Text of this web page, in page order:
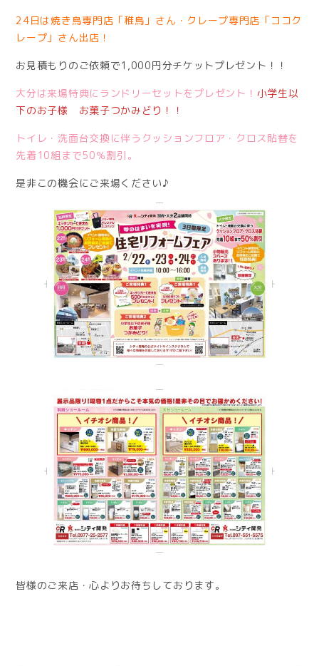
24日は焼き鳥専門店「稚鳥」さん・クレープ専門店「ココク
レープ」さん出店！
お見積もりのご依頼で1,000円分チケットプレゼント！！
大分は来場特典にランドリーセットをプレゼント！ 小学生以
下のお子様 お菓子つかみどり！！
トイレ・洗面台交換に伴うクッションフロア・クロス貼替を
先着10組まで50％割引。
是非この機会にご来場ください♪
皆様のご来店・心よりお待ちしております。